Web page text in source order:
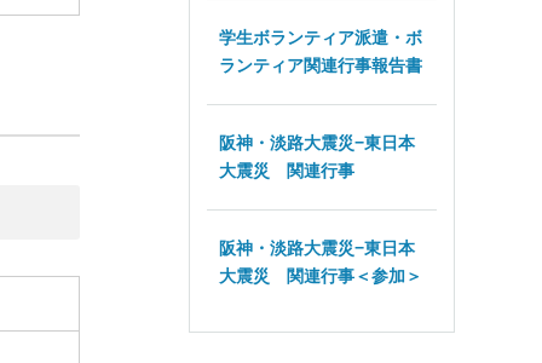
学生ボランティア派遣・ボ
ランティア関連行事報告書
阪神・淡路大震災−東日本
大震災 関連行事
阪神・淡路大震災−東日本
大震災 関連行事＜参加＞